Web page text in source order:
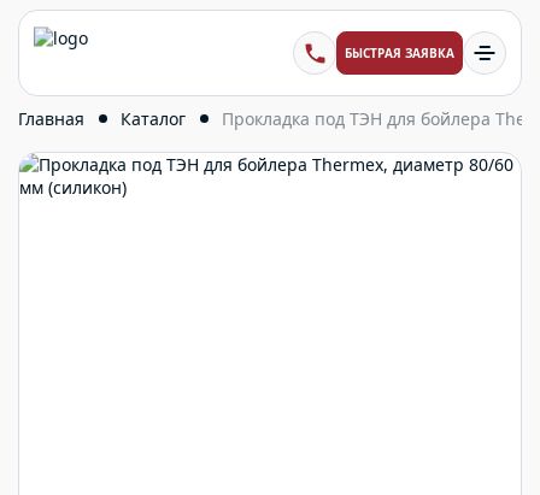
БЫСТРАЯ ЗАЯВКА
Главная Каталог Прокладка под ТЭН для бойлера